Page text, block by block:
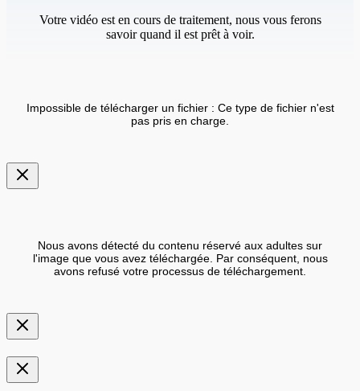
Votre vidéo est en cours de traitement, nous vous ferons
savoir quand il est prêt à voir.
Impossible de télécharger un fichier : Ce type de fichier n'est
pas pris en charge.
Nous avons détecté du contenu réservé aux adultes sur
l'image que vous avez téléchargée. Par conséquent, nous
avons refusé votre processus de téléchargement.